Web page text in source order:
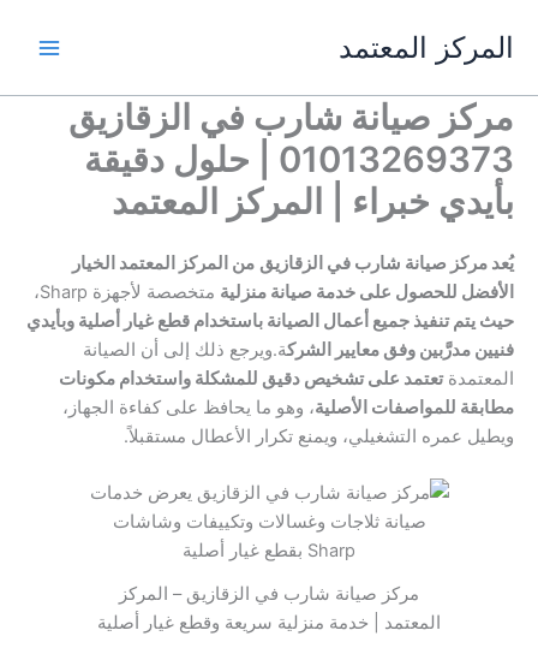
المركز المعتمد
مركز صيانة شارب في الزقازيق
01013269373 | حلول دقيقة
بأيدي خبراء | المركز المعتمد
يُعد مركز صيانة شارب في الزقازيق من المركز المعتمد الخيار
الأفضل للحصول على خدمة صيانة منزلية متخصصة لأجهزة Sharp،
حيث يتم تنفيذ جميع أعمال الصيانة باستخدام قطع غيار أصلية وبأيدي
فنيين مدرَّبين وفق معايير الشركة.ويرجع ذلك إلى أن الصيانة
المعتمدةتعتمد على تشخيص دقيق للمشكلة واستخدام مكونات
مطابقة للمواصفات الأصلية، وهو ما يحافظ على كفاءة الجهاز،
ويطيل عمره التشغيلي، ويمنع تكرار الأعطال مستقبلاً.
مركز صيانة شارب في الزقازيق – المركز
المعتمد | خدمة منزلية سريعة وقطع غيار أصلية